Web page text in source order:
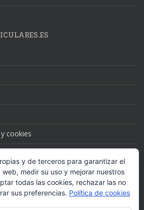
cookies
NOVEDADES
y de terceros para garantizar el
medir su uso y mejorar nuestros
todas las cookies, rechazar las no
sus preferencias. Política de cookies